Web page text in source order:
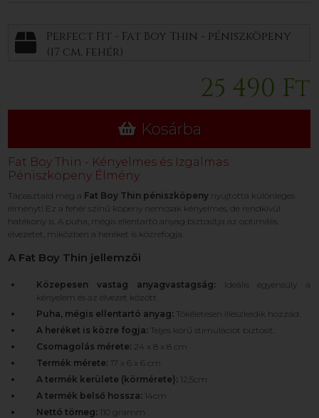
Perfect Fit - Fat Boy Thin - péniszköpeny
(17 cm, fehér)
25 490 Ft
Kosárba
Fat Boy Thin - Kényelmes és Izgalmas
Péniszköpeny Élmény
Tapasztald meg a Fat Boy Thin péniszköpeny nyújtotta különleges
élményt! Ez a fehér színű köpeny nemcsak kényelmes, de rendkívül
hatékony is. A puha, mégis ellentartó anyag biztosítja az optimális
élvezetet, miközben a heréket is közrefogja.
A Fat Boy Thin jellemzői
Közepesen vastag anyagvastagság: Ideális egyensúly a
kényelem és az élvezet között.
Puha, mégis ellentartó anyag: Tökéletesen illeszkedik hozzád.
A heréket is közre fogja: Teljes körű stimulációt biztosít.
Csomagolás mérete: 24 x 8 x 8 cm
Termék mérete: 17 x 6 x 6 cm
A termék kerülete (körmérete): 12,5cm
A termék belső hossza: 14cm
Nettó tömeg: 110 gramm